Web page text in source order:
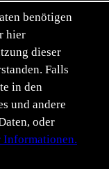
1 von 4.
Letzte
benötigen
hier
dieser
Falls
in den
und andere
oder
Informationen.